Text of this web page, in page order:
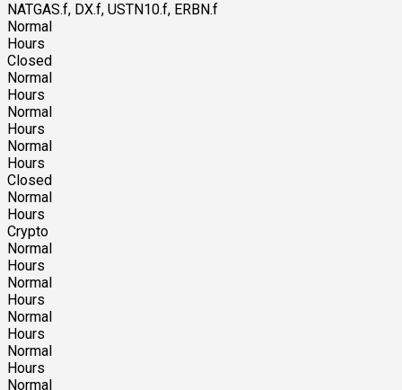
NATGAS.f, DX.f, USTN10.f, ERBN.f
Normal
Hours
Closed
Normal
Hours
Normal
Hours
Normal
Hours
Closed
Normal
Hours
Crypto
Normal
Hours
Normal
Hours
Normal
Hours
Normal
Hours
Normal